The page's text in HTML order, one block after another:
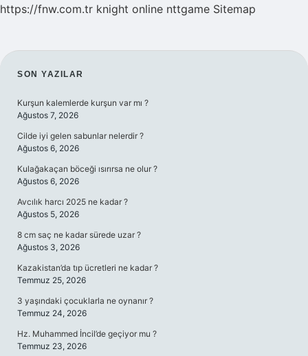
https://fnw.com.tr knight online nttgame Sitemap
SIDEBAR
SON YAZILAR
Kurşun kalemlerde kurşun var mı ?
Ağustos 7, 2026
Cilde iyi gelen sabunlar nelerdir ?
Ağustos 6, 2026
Kulağakaçan böceği ısırırsa ne olur ?
Ağustos 6, 2026
Avcılık harcı 2025 ne kadar ?
Ağustos 5, 2026
8 cm saç ne kadar sürede uzar ?
Ağustos 3, 2026
Kazakistan’da tıp ücretleri ne kadar ?
Temmuz 25, 2026
3 yaşındaki çocuklarla ne oynanır ?
Temmuz 24, 2026
Hz. Muhammed İncil’de geçiyor mu ?
Temmuz 23, 2026